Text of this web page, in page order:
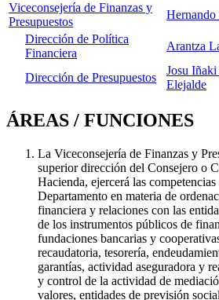
Viceconsejería de Finanzas y
Presupuestos
Hernando
Dirección de Política
Financiera
Arantza
Dirección de Presupuestos
Josu
Elejalde
ÁREAS / FUNCIONES
La Viceconsejería de Finanzas y
superior dirección del Consejero o
Hacienda, ejercerá las
Departamento en materia de
financiera y relaciones con las
de los instrumentos públicos de
fundaciones bancarias y
recaudatoria, tesorería,
garantías, actividad aseguradora y
y control de la actividad de
valores, entidades de previsión